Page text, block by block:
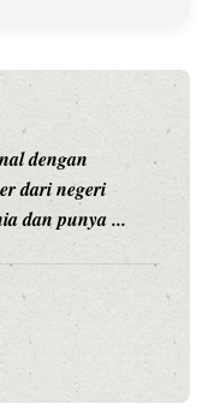
dengan
dari negeri
dan punya ...